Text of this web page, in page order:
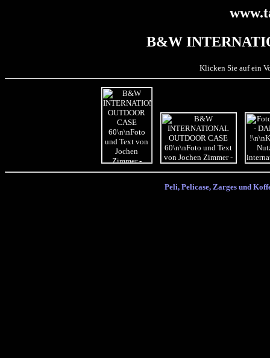
B&W
Klicken Sie auf ein
Peli, Pelicase, Zarges und